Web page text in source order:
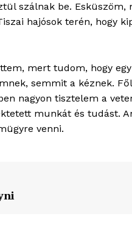
szálnak be. Esküszöm,
hajósok terén, hogy
mert tudom, hogy
semmit a kéznek.
nagyon tisztelem a
munkát és tudást.
venni.